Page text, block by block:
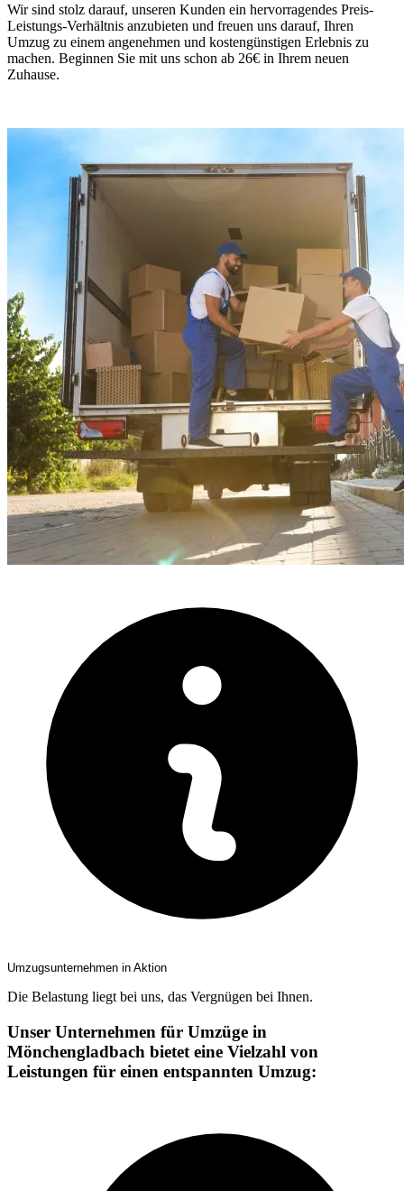
Wir sind stolz darauf, unseren Kunden ein hervorragendes Preis-
Leistungs-Verhältnis anzubieten und freuen uns darauf, Ihren
Umzug zu einem angenehmen und kostengünstigen Erlebnis zu
machen. Beginnen Sie mit uns schon ab 26€ in Ihrem neuen
Zuhause.
Umzugsunternehmen in Aktion
Die Belastung liegt bei uns, das Vergnügen bei Ihnen.
Unser Unternehmen für Umzüge in
Mönchengladbach bietet eine Vielzahl von
Leistungen für einen entspannten Umzug: